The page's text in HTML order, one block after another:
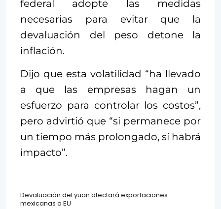
federal adopte las medidas
necesarias para evitar que la
devaluación del peso detone la
inflación.
Dijo que esta volatilidad “ha llevado
a que las empresas hagan un
esfuerzo para controlar los costos”,
pero advirtió que “si permanece por
un tiempo más prolongado, sí habrá
impacto”.
Devaluación del yuan afectará exportaciones
mexicanas a EU